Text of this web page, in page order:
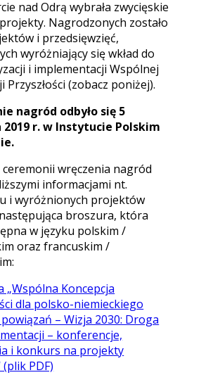
nad Odrą wybrała zwycięskie
Nagrodzonych zostało
i przedsięwzięć,
wyróżniający się wkład do
i implementacji Wspólnej
Przyszłości (zobacz poniżej).
nagród odbyło się 5
2019 r. w Instytucie Polskim
ceremonii wręczenia nagród
informacjami nt.
i wyróżnionych projektów
broszura, która
w języku polskim /
oraz francuskim /
„Wspólna Koncepcja
dla polsko-niemieckiego
– Wizja 2030: Droga
– konferencje,
i konkurs na projekty
PDF)